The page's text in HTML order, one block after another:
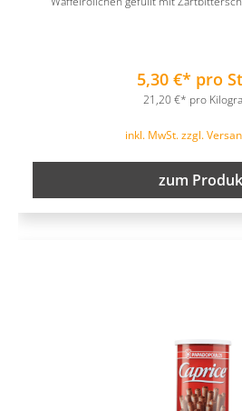
5,30 €* pro
21,20 €* pro
inkl. MwSt. zzgl.
zum